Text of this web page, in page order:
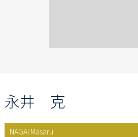
永井 克
NAGAI Masaru